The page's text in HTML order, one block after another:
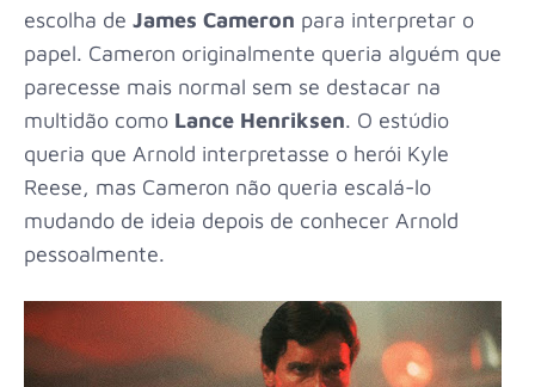
escolha de James Cameron para interpretar o
papel. Cameron originalmente queria alguém que
parecesse mais normal sem se destacar na
multidão como Lance Henriksen. O estúdio
queria que Arnold interpretasse o herói Kyle
Reese, mas Cameron não queria escalá-lo
mudando de ideia depois de conhecer Arnold
pessoalmente.